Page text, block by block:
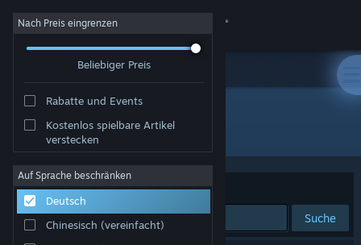
Anmelden
Info
Support
Nach Preis eingrenzen
Beliebiger Preis
Rabatte und Events
Kostenlos spielbare Artikel
verstecken
Auf Sprache beschränken
Deutsch
Chinesisch (vereinfacht)
Entwickler: Pillow Castle
Sortieren nach Relevanz
Suche